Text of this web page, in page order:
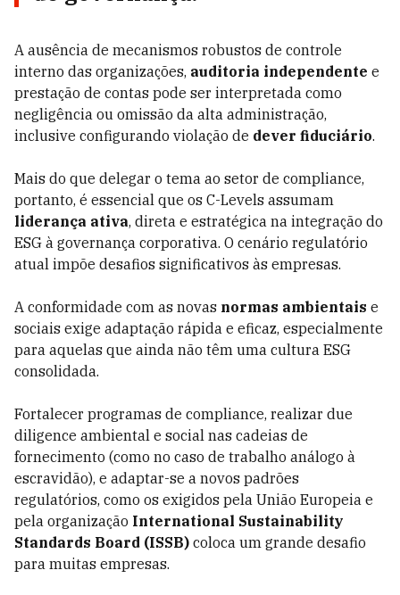
A ausência de mecanismos robustos de controle
interno das organizações, auditoria independente e
prestação de contas pode ser interpretada como
negligência ou omissão da alta administração,
inclusive configurando violação de dever fiduciário.
Mais do que delegar o tema ao setor de compliance,
portanto, é essencial que os C-Levels assumam
liderança ativa, direta e estratégica na integração do
ESG à governança corporativa. O cenário regulatório
atual impõe desafios significativos às empresas.
A conformidade com as novas normas ambientais e
sociais exige adaptação rápida e eficaz, especialmente
para aquelas que ainda não têm uma cultura ESG
consolidada.
Fortalecer programas de compliance, realizar due
diligence ambiental e social nas cadeias de
fornecimento (como no caso de trabalho análogo à
escravidão), e adaptar-se a novos padrões
regulatórios, como os exigidos pela União Europeia e
pela organização International Sustainability
Standards Board (ISSB) coloca um grande desafio
para muitas empresas.